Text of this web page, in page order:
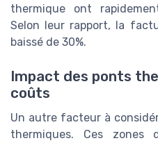
thermique ont
Selon leur rapport, la
baissé de 30%.
Impact des ponts
coûts
Un autre facteur à
thermiques. Ces zones